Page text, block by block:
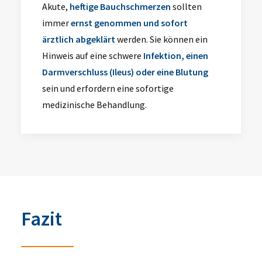
Akute, heftige Bauchschmerzen sollten
immerernst genommen und sofort
ärztlich abgeklärtwerden. Sie können ein
Hinweis auf eine schwere Infektion, einen
Darmverschluss (Ileus) oder eine Blutung
sein und erfordern eine sofortige
medizinische Behandlung.
Fazit